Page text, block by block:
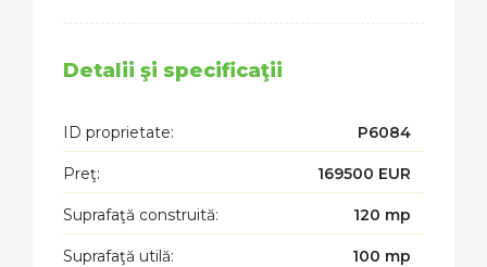
Detalii şi specificaţii
ID proprietate: P6084
Preţ: 169500 EUR
Suprafaţă construită: 120 mp
Suprafaţă utilă: 100 mp